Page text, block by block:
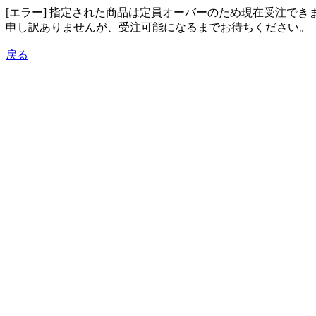
[エラー] 指定された商品は定員オーバーのため現在受注でき
申し訳ありませんが、受注可能になるまでお待ちください。
戻る